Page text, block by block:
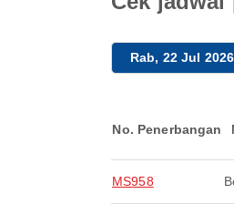
Rab, 22 Jul 2026
No. Penerbangan
MS958